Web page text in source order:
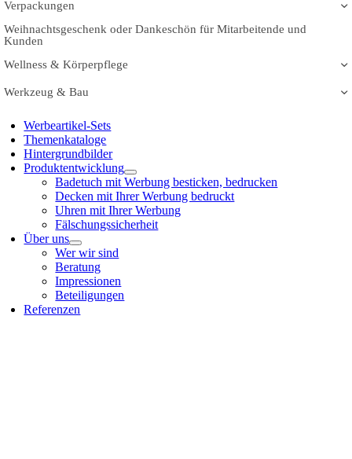
Verpackungen
Weihnachtsgeschenk oder Dankeschön für Mitarbeitende und
Kunden
Wellness & Körperpflege
Werkzeug & Bau
Werbeartikel-Sets
Themenkataloge
Hintergrundbilder
Produktentwicklung
Badetuch mit Werbung besticken, bedrucken
Decken mit Ihrer Werbung bedruckt
Uhren mit Ihrer Werbung
Fälschungssicherheit
Über uns
Wer wir sind
Beratung
Impressionen
Beteiligungen
Referenzen